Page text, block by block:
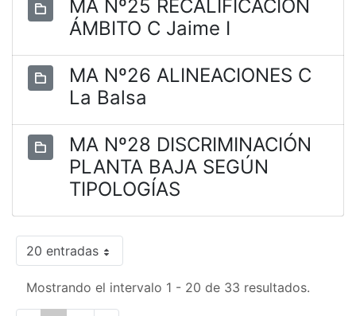
MA Nº25 RECALIFICACIÓN
ÁMBITO C Jaime I
MA Nº26 ALINEACIONES C
La Balsa
MA Nº28 DISCRIMINACIÓN
PLANTA BAJA SEGÚN
TIPOLOGÍAS
20 entradas
Mostrando el intervalo 1 - 20 de 33 resultados.